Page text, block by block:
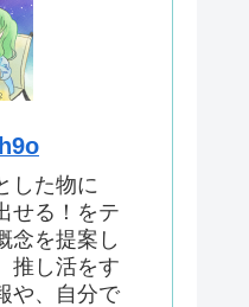
した物に
せる！をテ
念を提案し
推し活をす
や、自分で